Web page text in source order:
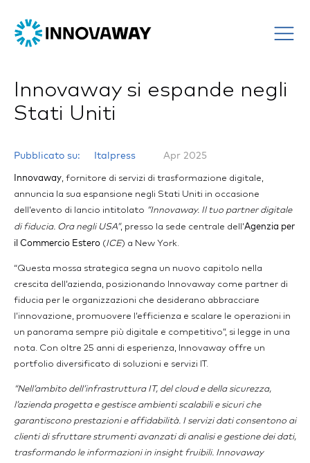
Innovaway si espande negli
Stati Uniti
Pubblicato su: Italpress Apr 2025
Innovaway, fornitore di servizi di trasformazione digitale,
annuncia la sua espansione negli Stati Uniti in occasione
dell’evento di lancio intitolato “Innovaway. Il tuo partner digitale
di fiducia. Ora negli USA”, presso la sede centrale dell’Agenzia per
il Commercio Estero (ICE) a New York.
“Questa mossa strategica segna un nuovo capitolo nella
crescita dell’azienda, posizionando Innovaway come partner di
fiducia per le organizzazioni che desiderano abbracciare
l’innovazione, promuovere l’efficienza e scalare le operazioni in
un panorama sempre più digitale e competitivo”, si legge in una
nota. Con oltre 25 anni di esperienza, Innovaway offre un
portfolio diversificato di soluzioni e servizi IT.
“Nell’ambito dell’infrastruttura IT, del cloud e della sicurezza,
l’azienda progetta e gestisce ambienti scalabili e sicuri che
garantiscono prestazioni e affidabilità. I servizi dati consentono ai
clienti di sfruttare strumenti avanzati di analisi e gestione dei dati,
trasformando le informazioni in insight fruibili. Innovaway